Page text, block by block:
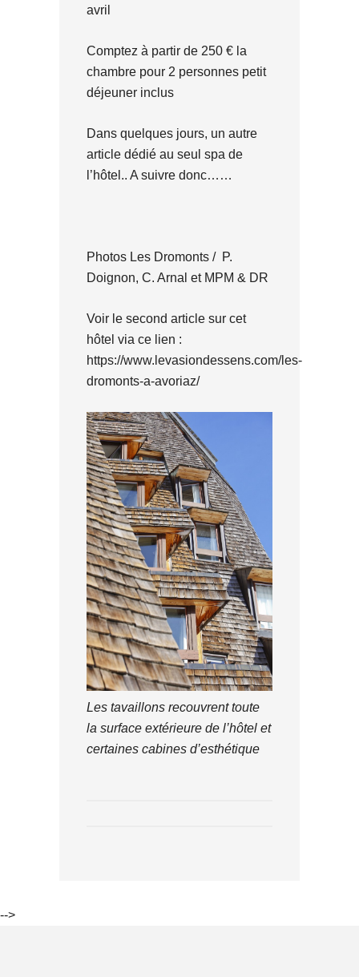
avril
Comptez à partir de 250 € la
chambre pour 2 personnes petit
déjeuner inclus
Dans quelques jours, un autre
article dédié au seul spa de
l’hôtel.. A suivre donc……
Photos Les Dromonts / P.
Doignon, C. Arnal et MPM & DR
Voir le second article sur cet
hôtel via ce lien :
https://www.levasiondessens.com/les-
dromonts-a-avoriaz/
Les tavaillons recouvrent toute
la surface extérieure de l’hôtel et
certaines cabines d’esthétique
-->